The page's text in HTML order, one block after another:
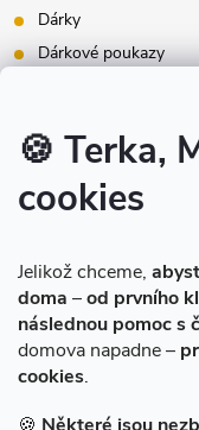
🍪 Terka,
cookies
Jelikož chceme,
doma –od prvního
následnou pomoc s
domova napadne –
cookies.
Dárky
Dárkové poukazy
Instagram